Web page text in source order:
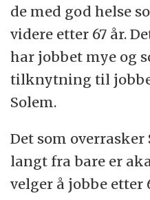
de med god helse
videre etter 67 år.
har jobbet mye og
tilknytning til
Solem.
Det som overrasker
langt fra bare er
velger å jobbe etter